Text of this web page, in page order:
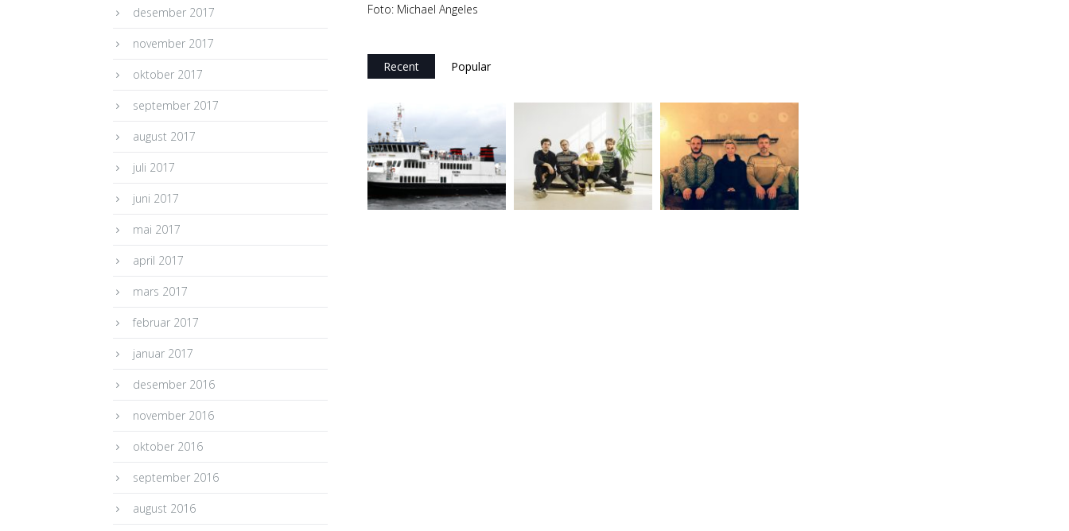
Foto: Michael Angeles
Recent Popular
desember 2017
november 2017
oktober 2017
september 2017
august 2017
juli 2017
juni 2017
mai 2017
april 2017
mars 2017
februar 2017
januar 2017
desember 2016
november 2016
oktober 2016
september 2016
august 2016